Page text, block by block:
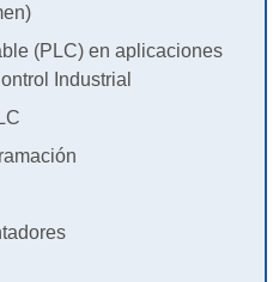
(PLC) en aplicaciones
Industrial